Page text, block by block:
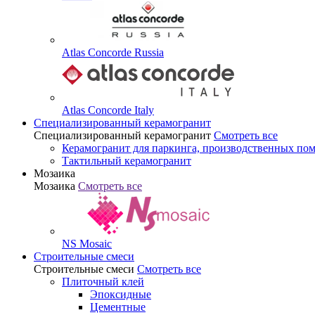
Atlas Concorde Russia
Atlas Concorde Italy
Специализированный керамогранит
Специализированный керамогранит Смотреть все
Керамогранит для паркинга, производственных
Тактильный керамогранит
Мозаика
Мозаика Смотреть все
NS Mosaic
Строительные смеси
Строительные смеси Смотреть все
Плиточный клей
Эпоксидные
Цементные